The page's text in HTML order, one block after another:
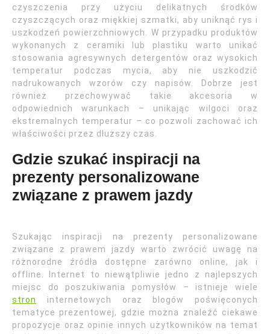
czyszczenia przy użyciu delikatnych środków
czyszczących oraz miękkiej szmatki, aby uniknąć rys i
uszkodzeń powierzchniowych. W przypadku produktów
wykonanych z ceramiki lub plastiku warto unikać
stosowania agresywnych detergentów oraz wysokich
temperatur podczas mycia, aby nie uszkodzić
nadrukowanych wzorów czy napisów. Dobrze jest
również przechowywać takie akcesoria w
odpowiednich warunkach – unikając wilgoci oraz
ekstremalnych temperatur – co pozwoli zachować ich
właściwości przez dłuższy czas.
Gdzie szukać inspiracji na
prezenty personalizowane
związane z prawem jazdy
Szukając inspiracji na prezenty personalizowane
związane z prawem jazdy warto zwrócić uwagę na
różnorodne źródła dostępne zarówno online, jak i
offline. Internet to niewątpliwie jedno z najlepszych
miejsc do poszukiwania pomysłów – istnieje wiele
stron
internetowych oraz blogów poświęconych
tematyce prezentowej, gdzie można znaleźć ciekawe
propozycje oraz opinie innych użytkowników na temat